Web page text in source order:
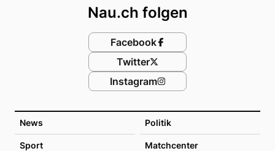
News Politik
Sport Matchcenter
Nau.ch folgen
Facebook
Twitter
Instagram